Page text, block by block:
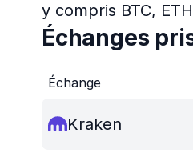
y compris BTC,
Échanges
Échange
Kraken